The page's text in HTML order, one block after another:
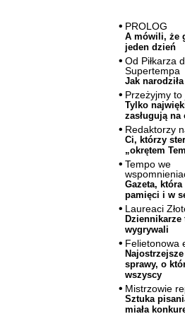
PROLOG
A mówili, że
jeden dzień
Od Piłkarza
Supertempa
Jak
Przeżyjmy
Tylko
zasługują na
Redaktorzy
Ci, którzy
„okrętem
Tempo we
Gazeta, która
pamięci i w
Laureaci
Dziennikarze
wygrywali
Felietonowa
sprawy, o
wszyscy
Mistrzowie
Sztuka
miała